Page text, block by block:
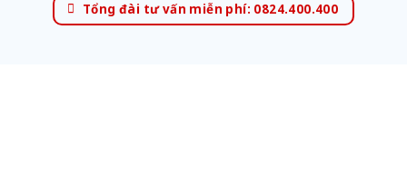
Tổng đài tư vấn miễn phí: 0824.400.400